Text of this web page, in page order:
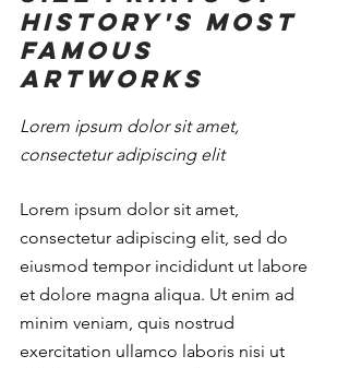
history's most
famous
artworks
Lorem ipsum dolor sit amet,
consectetur adipiscing elit
Lorem ipsum dolor sit amet,
consectetur adipiscing elit, sed do
eiusmod tempor incididunt ut labore
et dolore magna aliqua. Ut enim ad
minim veniam, quis nostrud
exercitation ullamco laboris nisi ut